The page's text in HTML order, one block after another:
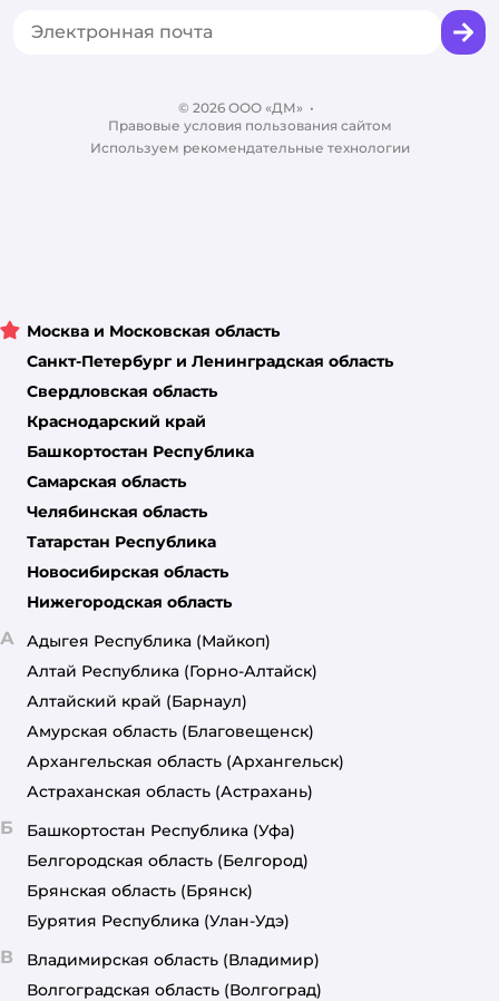
Блог
Корм для собак
© 2026 ООО «ДМ» •
Правовые условия пользования сайтом
Используем рекомендательные технологии
Москва и Московская область
Санкт-Петербург и Ленинградская область
Свердловская область
Краснодарский край
Башкортостан Республика
Самарская область
Челябинская область
Татарстан Республика
Новосибирская область
Нижегородская область
А Адыгея Республика (Майкоп)
Алтай Республика (Горно-Алтайск)
Алтайский край (Барнаул)
Амурская область (Благовещенск)
Архангельская область (Архангельск)
Астраханская область (Астрахань)
Б Башкортостан Республика (Уфа)
Белгородская область (Белгород)
Брянская область (Брянск)
Бурятия Республика (Улан-Удэ)
В Владимирская область (Владимир)
Волгоградская область (Волгоград)